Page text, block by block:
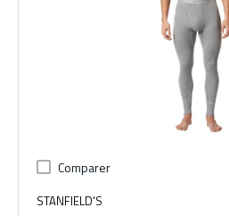
Comparer
STANFIELD'S